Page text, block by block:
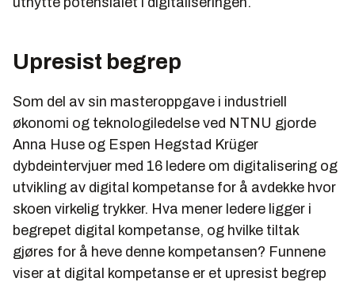
Upresist begrep
Som del av sin masteroppgave i industriell
økonomi og teknologiledelse ved NTNU gjorde
Anna Huse og Espen Hegstad Krüger
dybdeintervjuer med 16 ledere om digitalisering og
utvikling av digital kompetanse for å avdekke hvor
skoen virkelig trykker. Hva mener ledere ligger i
begrepet digital kompetanse, og hvilke tiltak
gjøres for å heve denne kompetansen? Funnene
viser at digital kompetanse er et upresist begrep